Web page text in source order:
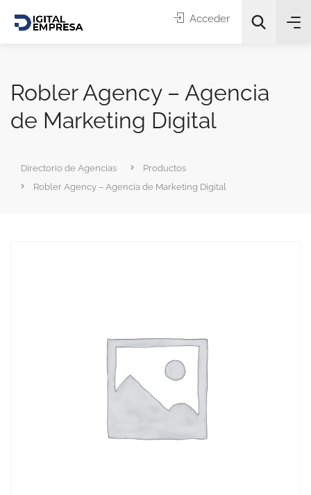
Categorías
Acceder
Robler Agency – Agencia
de Marketing Digital
Directorio de Agencias
Productos
Robler Agency – Agencia de Marketing Digital